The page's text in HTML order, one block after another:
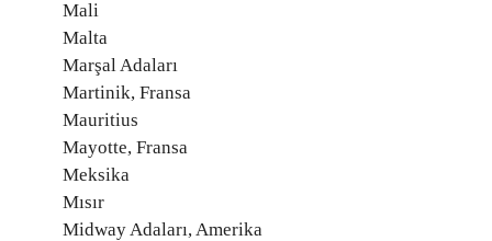
Mali
Malta
Marşal Adaları
Martinik, Fransa
Mauritius
Mayotte, Fransa
Meksika
Mısır
Midway Adaları, Amerika